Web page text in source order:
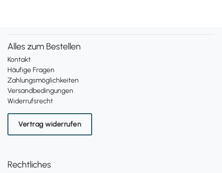
Alles zum Bestellen
Kontakt
Häufige Fragen
Zahlungsmöglichkeiten
Versandbedingungen
Widerrufsrecht
Vertrag widerrufen
Rechtliches